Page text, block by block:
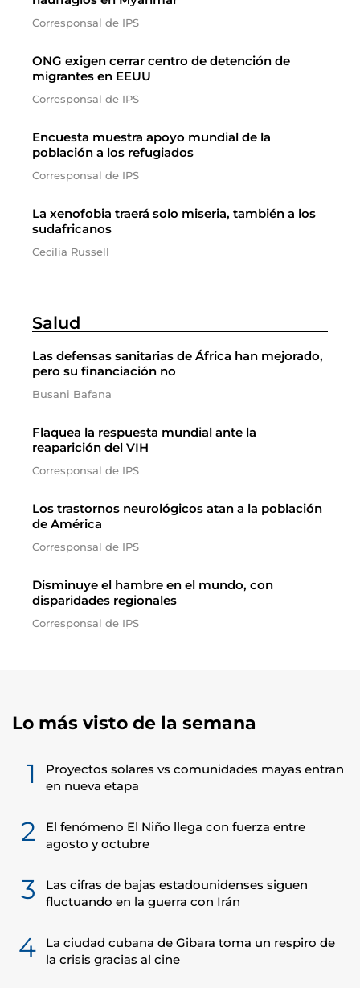
Corresponsal de IPS
ONG exigen cerrar centro de detención de
migrantes en EEUU
Corresponsal de IPS
Encuesta muestra apoyo mundial de la
población a los refugiados
Corresponsal de IPS
La xenofobia traerá solo miseria, también a los
sudafricanos
Cecilia Russell
Salud
Las defensas sanitarias de África han mejorado,
pero su financiación no
Busani Bafana
Flaquea la respuesta mundial ante la
reaparición del VIH
Corresponsal de IPS
Los trastornos neurológicos atan a la población
de América
Corresponsal de IPS
Disminuye el hambre en el mundo, con
disparidades regionales
Corresponsal de IPS
Lo más visto de la semana
1
Proyectos solares vs comunidades mayas entran
en nueva etapa
2
El fenómeno El Niño llega con fuerza entre
agosto y octubre
3
Las cifras de bajas estadounidenses siguen
fluctuando en la guerra con Irán
4
La ciudad cubana de Gibara toma un respiro de
la crisis gracias al cine